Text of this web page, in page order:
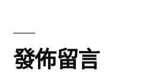
發佈留言